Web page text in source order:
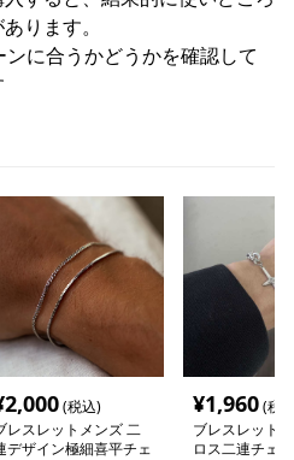
ります。
に合うかどうかを確認して
2,000(税込)
レスレットメンズ 二
デザイン極細喜平チェ
¥1,960(税
ブレスレット
ロス二連チェ